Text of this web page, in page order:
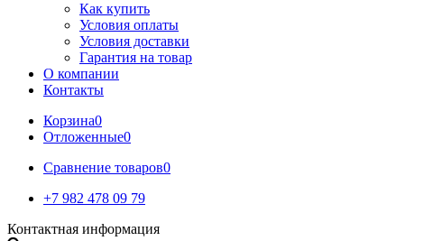
Как купить
Условия оплаты
Условия доставки
Гарантия на товар
О компании
Контакты
Корзина0
Отложенные0
Сравнение товаров0
+7 982 478 09 79
Контактная информация